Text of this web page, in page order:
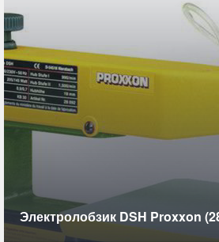
Электролобзик DSH Proxxon